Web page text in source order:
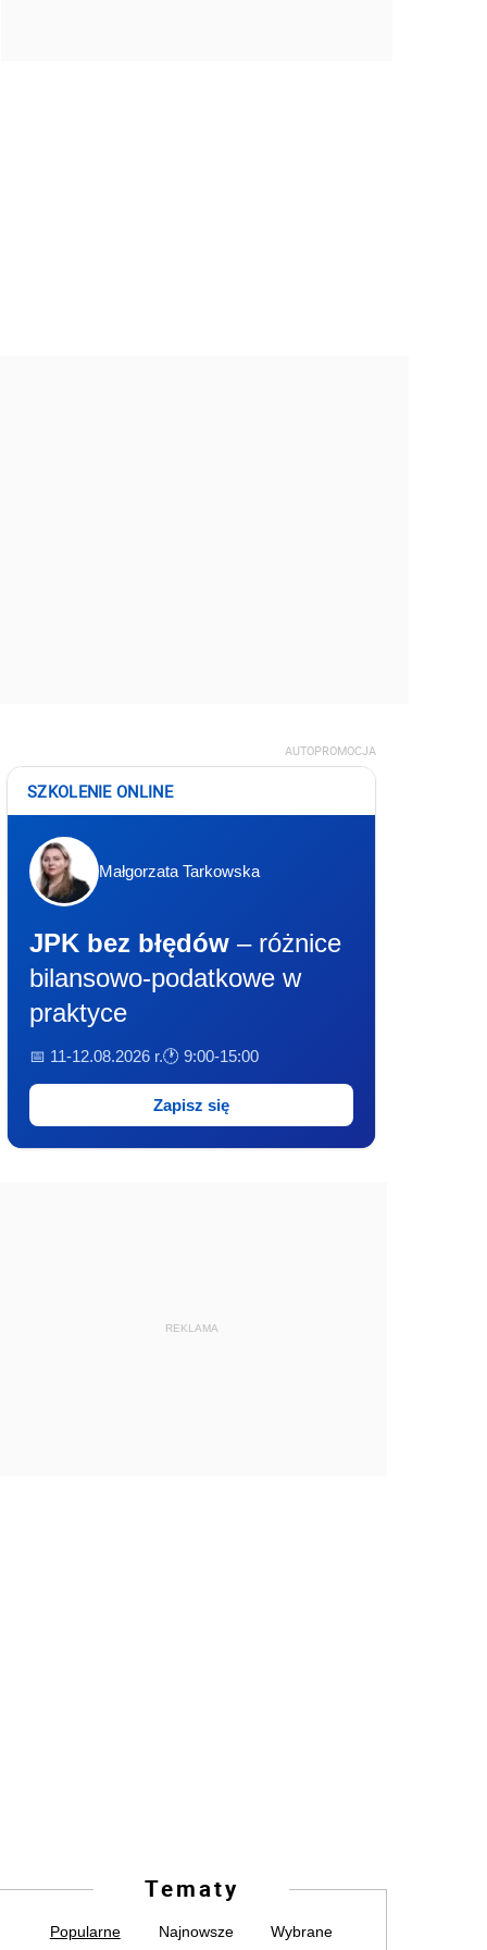
AUTOPROMOCJA
SZKOLENIE ONLINE
Małgorzata Tarkowska
JPK bez błędów – różnice
bilansowo-podatkowe w
praktyce
📅 11-12.08.2026 r.🕐 9:00-15:00
Zapisz się
REKLAMA
Tematy
Popularne Najnowsze Wybrane